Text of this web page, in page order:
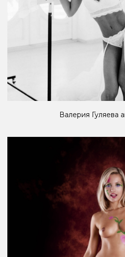
Валерия Гуляева